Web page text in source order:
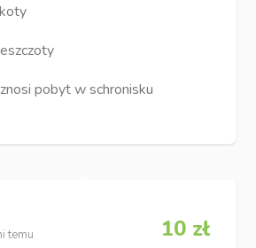
pobyt w schronisku
temu
10 zł